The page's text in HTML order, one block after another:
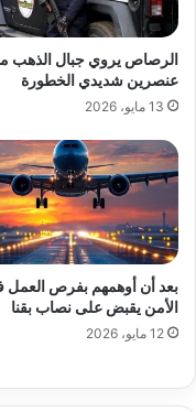
الرصاص يروي جبال الذهب
عنصرين شديدي الخطورة
13 مايو، 2026
بعد أن أوهمهم بفرص العمل
الأمن يقبض على نصاب بقنا
12 مايو، 2026